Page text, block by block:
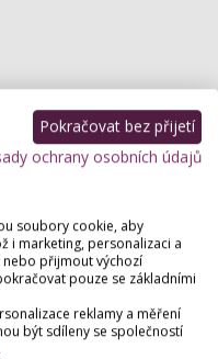
Pokračovat bez přijetí
ochrany osobních údajů
soubory cookie, aby
i marketing, personalizaci a
nebo přijmout výchozí
pouze se základními
reklamy a měření
být sdíleny se společností